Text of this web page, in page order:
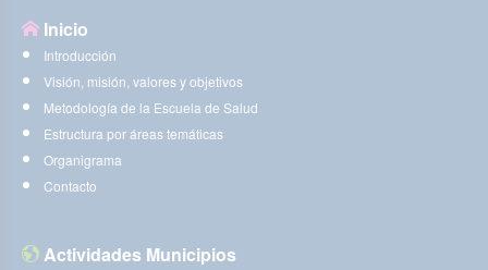
Inicio
Introducción
Visión, misión, valores y objetivos
Metodología de la Escuela de Salud
Estructura por áreas temáticas
Organigrama
Contacto
Actividades Municipios